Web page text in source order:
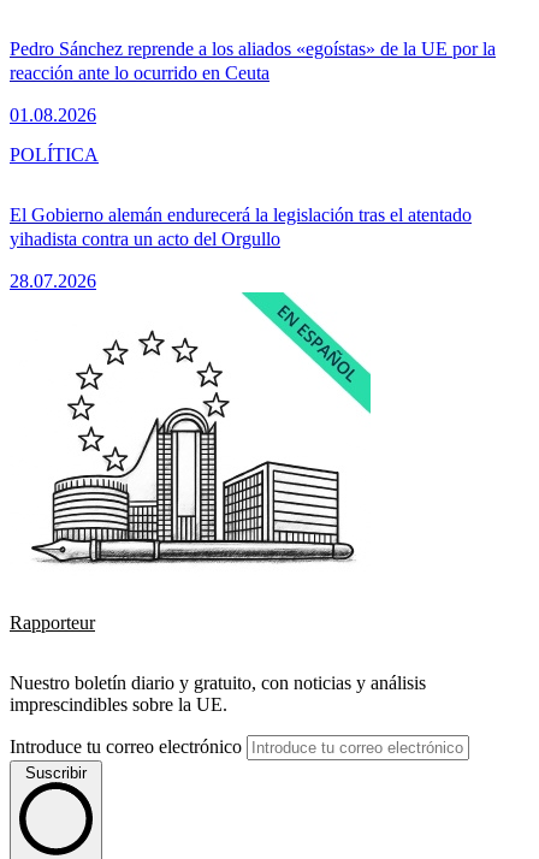
Pedro Sánchez reprende a los aliados «egoístas» de la UE por la
reacción ante lo ocurrido en Ceuta
01.08.2026
El Gobierno alemán endurecerá la legislación tras el atentado
yihadista contra un acto del Orgullo
28.07.2026
POLÍTICA
Rapporteur
Nuestro boletín diario y gratuito, con noticias y análisis
imprescindibles sobre la UE.
Introduce tu correo electrónico
Suscribir